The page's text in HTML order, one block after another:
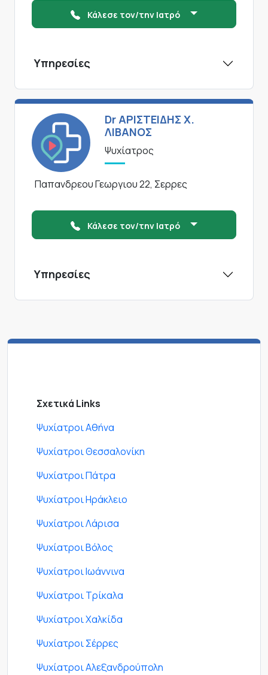
Κάλεσε τον/την Ιατρό
Υπηρεσίες
Dr ΑΡΙΣΤΕΙΔΗΣ Χ.
ΛΙΒΑΝΟΣ
Ψυχίατρος
Παπανδρεου Γεωργιου 22, Σερρες
Κάλεσε τον/την Ιατρό
Υπηρεσίες
Σχετικά Links
Ψυχίατροι Αθήνα
Ψυχίατροι Θεσσαλονίκη
Ψυχίατροι Πάτρα
Ψυχίατροι Ηράκλειο
Ψυχίατροι Λάρισα
Ψυχίατροι Βόλος
Ψυχίατροι Ιωάννινα
Ψυχίατροι Τρίκαλα
Ψυχίατροι Χαλκίδα
Ψυχίατροι Σέρρες
Ψυχίατροι Αλεξανδρούπολη